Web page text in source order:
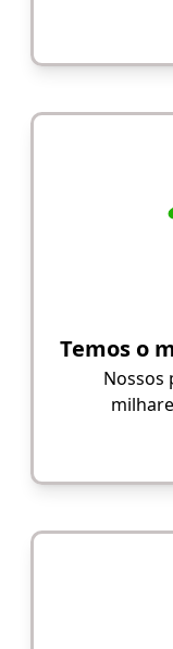
Temos o
Nossos